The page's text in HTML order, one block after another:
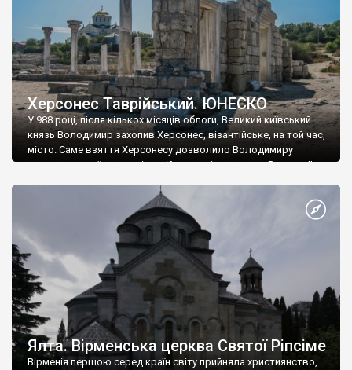
Херсонес Таврійський. ЮНЕСКО
У 988 році, після кількох місяців облоги, Великий київський
князь Володимир захопив Херсонес, візантійське, на той час,
місто. Саме взяття Херсонесу дозволило Володимиру
диктувати свої умови візантійському імператору Василю ІІ, та
Херсонесі Володимир-язичник, став Василем-християнином.
А потім було Хрещення Русі. На честь Херсонесу Таврійського
Ялта. Вірменська церква Святої Ріпсіме
Вірменія першою серед країн світу прийняла християнство,